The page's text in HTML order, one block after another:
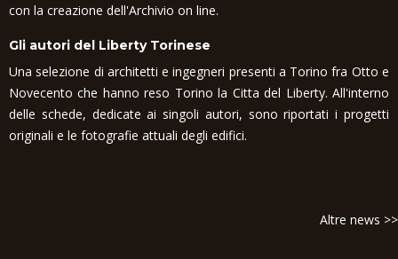
con la creazione dell'Archivio on line.
Gli autori del Liberty Torinese
Una selezione di architetti e ingegneri presenti a Torino fra Otto e
Novecento che hanno reso Torino la Citta del Liberty. All'interno
delle schede, dedicate ai singoli autori, sono riportati i progetti
originali e le fotografie attuali degli edifici.
Altre news >>